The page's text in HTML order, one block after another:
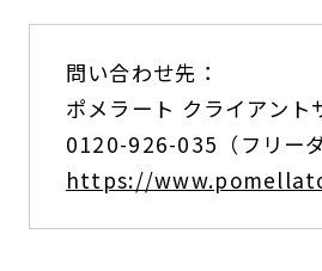
問い合わせ先：
ポメラート クライアント
0120-926-035（フリーダ
https://